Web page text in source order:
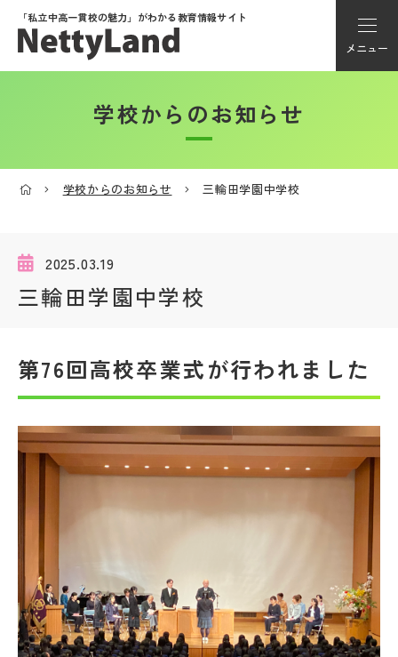
「私立中高一貫校の魅力」がわかる教育情報サイト
メニュー
アカウント登録
学校選び
私学探検隊
帰国生受験情報
よみもの
学校からのお知らせ
学校HP最新情報
学校からのお知らせ
学校からのお知らせ 三輪田学園中学校
2025.03.19
三輪田学園中学校
第76回高校卒業式が行われました